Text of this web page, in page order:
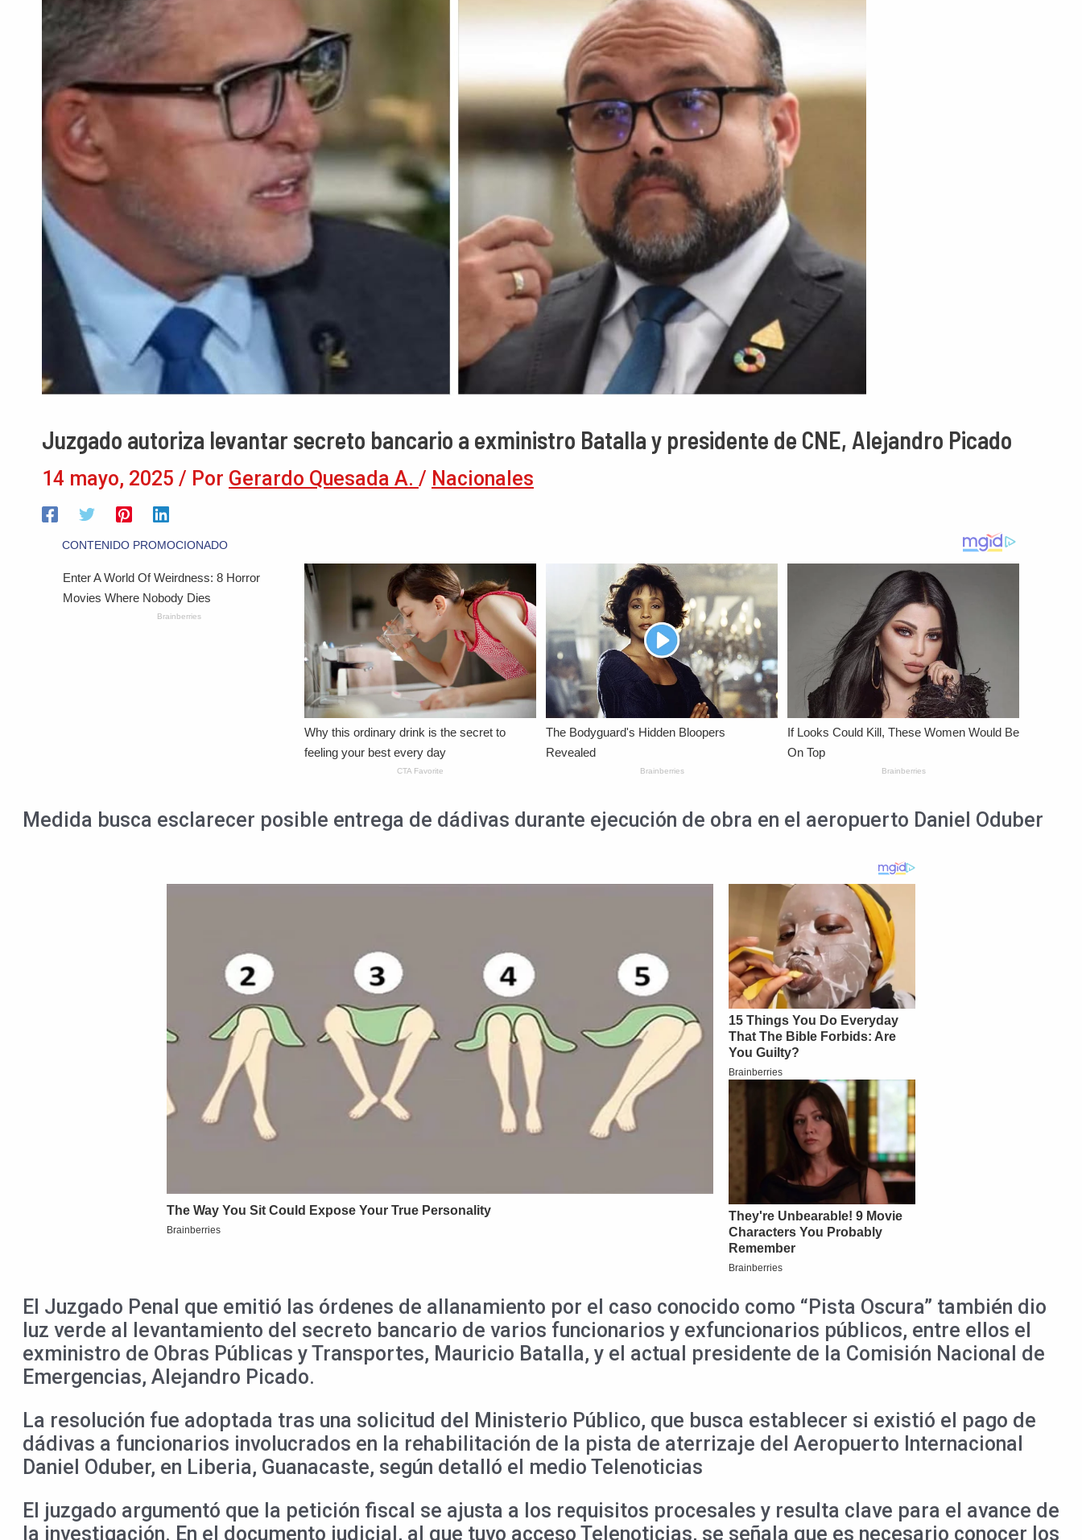
Juzgado autoriza levantar secreto bancario a exministro Batalla y presidente de CNE, Alejandro Picado
14 mayo, 2025 / Por Gerardo Quesada A. / Nacionales
Medida busca esclarecer posible entrega de dádivas durante ejecución de obra en el aeropuerto Daniel Oduber
El Juzgado Penal que emitió las órdenes de allanamiento por el caso conocido como “Pista Oscura” también dio
luz verde al levantamiento del secreto bancario de varios funcionarios y exfuncionarios públicos, entre ellos el
exministro de Obras Públicas y Transportes, Mauricio Batalla, y el actual presidente de la Comisión Nacional de
Emergencias, Alejandro Picado.
La resolución fue adoptada tras una solicitud del Ministerio Público, que busca establecer si existió el pago de
dádivas a funcionarios involucrados en la rehabilitación de la pista de aterrizaje del Aeropuerto Internacional
Daniel Oduber, en Liberia, Guanacaste, según detalló el medio Telenoticias
El juzgado argumentó que la petición fiscal se ajusta a los requisitos procesales y resulta clave para el avance de
la investigación. En el documento judicial, al que tuvo acceso Telenoticias, se señala que es necesario conocer los